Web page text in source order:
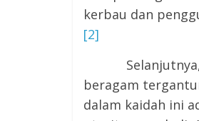
kerbau dan
[2]
Selanjutnya,
beragam
dalam kaidah ini